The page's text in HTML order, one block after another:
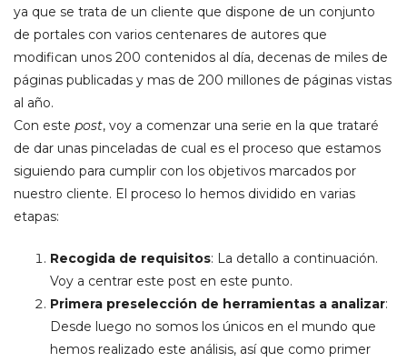
ya que se trata de un cliente que dispone de un conjunto
de portales con varios centenares de autores que
modifican unos 200 contenidos al día, decenas de miles de
páginas publicadas y mas de 200 millones de páginas vistas
al año.
Con este post, voy a comenzar una serie en la que trataré
de dar unas pinceladas de cual es el proceso que estamos
siguiendo para cumplir con los objetivos marcados por
nuestro cliente. El proceso lo hemos dividido en varias
etapas:
Recogida de requisitos: La detallo a continuación.
Voy a centrar este post en este punto.
Primera preselección de herramientas a analizar:
Desde luego no somos los únicos en el mundo que
hemos realizado este análisis, así que como primer